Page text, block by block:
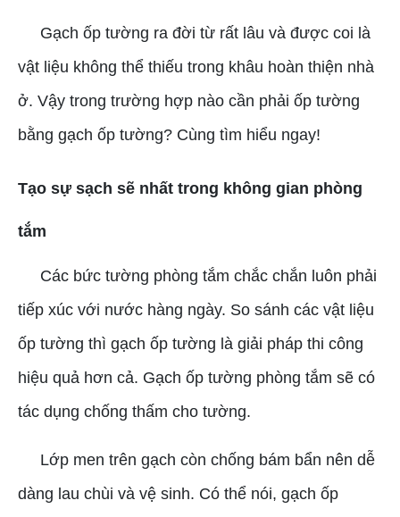
Gạch ốp tường ra đời từ rất lâu và được coi là
vật liệu không thể thiếu trong khâu hoàn thiện nhà
ở. Vậy trong trường hợp nào cần phải ốp tường
bằng gạch ốp tường? Cùng tìm hiểu ngay!
Tạo sự sạch sẽ nhất trong không gian phòng
tắm
Các bức tường phòng tắm chắc chắn luôn phải
tiếp xúc với nước hàng ngày. So sánh các vật liệu
ốp tường thì gạch ốp tường là giải pháp thi công
hiệu quả hơn cả. Gạch ốp tường phòng tắm sẽ có
tác dụng chống thấm cho tường.
Lớp men trên gạch còn chống bám bẩn nên dễ
dàng lau chùi và vệ sinh. Có thể nói, gạch ốp